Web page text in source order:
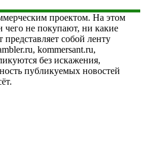
проектом. На этом
чего не покупают, ни какие
собой ленту
kommersant.ru,
без искажения,
публикуемых новостей